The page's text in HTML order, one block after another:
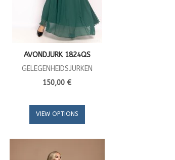
AVONDJURK 1824QS
GELEGENHEIDSJURKEN
150,00 €
VIEW OPTIONS